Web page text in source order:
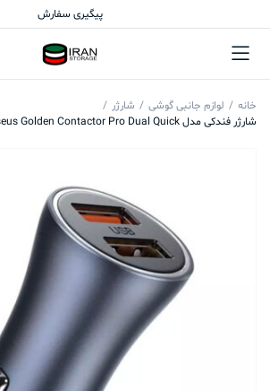
پیگیری سفارش
خانه لوازم جانبی گوشی
شارژر
شارژر فندکی مدل Baseus Golden Contactor Pro Dual Quick